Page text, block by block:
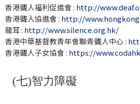
香港聾人福利促進會 : http://
香港聾人協進會 : http://
龍耳 : http://www.silence.org.hk/
香港中華基督教青年會聯青聾人中心 :
香港聾人子女協會 : https://
(七)智力障礙